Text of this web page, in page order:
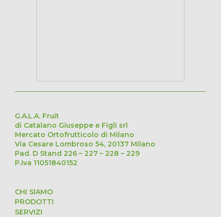
G.A.L.A. Fruit
di Catalano Giuseppe e Figli srl
Mercato Ortofrutticolo di Milano
Via Cesare Lombroso 54, 20137 Milano
Pad. D Stand 226 – 227 – 228 – 229
P.Iva 11051840152
CHI SIAMO
PRODOTTI
SERVIZI